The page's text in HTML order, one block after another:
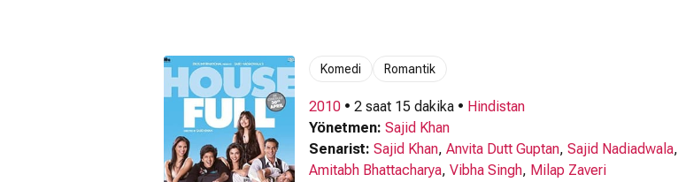
Komedi Romantik
2010 • 2 saat 15 dakika • Hindistan
Yönetmen: Sajid Khan
Senarist: Sajid Khan, Anvita Dutt Guptan, Sajid Nadiadwala,
Amitabh Bhattacharya, Vibha Singh, Milap Zaveri